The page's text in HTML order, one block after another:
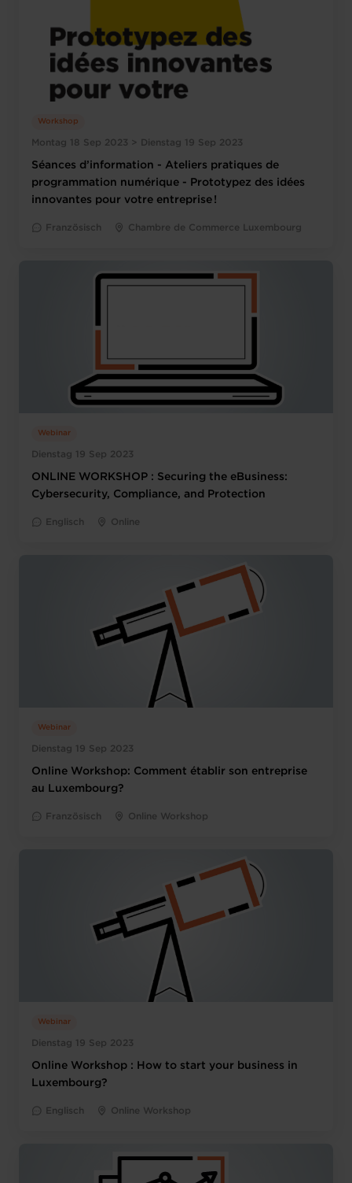
Montag 18 Sep 2023 > Dienstag 19 Sep 2023
Workshop
Séances d’information - Ateliers pratiques de
programmation numérique - Prototypez des idées
innovantes pour votre entreprise !
Französisch Chambre de Commerce Luxembourg
Dienstag 19 Sep 2023
Webinar
ONLINE WORKSHOP : Securing the eBusiness:
Cybersecurity, Compliance, and Protection
Englisch Online
Dienstag 19 Sep 2023
Webinar
Online Workshop: Comment établir son entreprise
au Luxembourg?
Französisch Online Workshop
Dienstag 19 Sep 2023
Webinar
Online Workshop : How to start your business in
Luxembourg?
Englisch Online Workshop